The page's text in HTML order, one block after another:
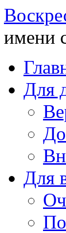
имени
Для
Для